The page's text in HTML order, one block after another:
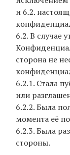
и 6.2.
6.2. В случае
сторона не
6.2.1. Стала
или
6.2.2. Была
момента её
6.2.3. Была
стороны.